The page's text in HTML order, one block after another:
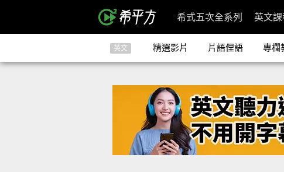
希式五次全系列 英文課
英文 精選影片 片語俚語 專欄